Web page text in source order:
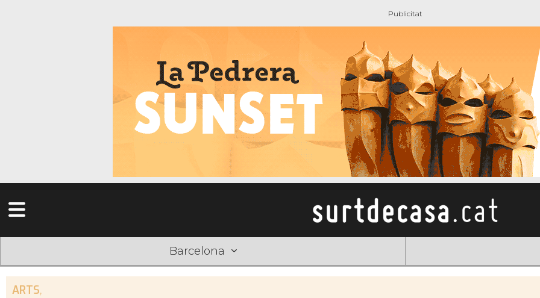
Barcelona
ARTS,